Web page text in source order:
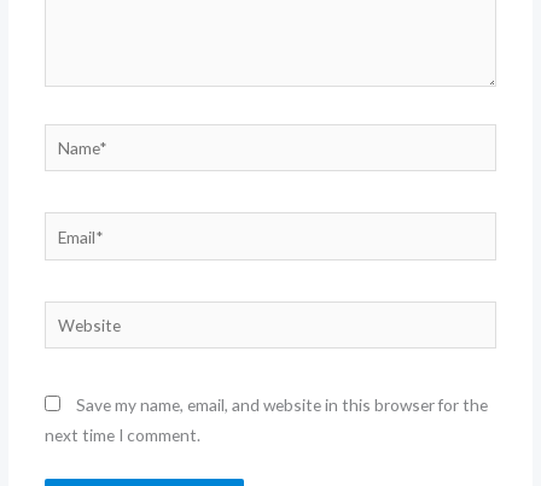
Name*
Website
Save my name, email, and website in this browser for the
next time I comment.